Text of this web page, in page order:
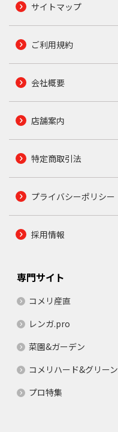
サイトマップ
ご利用規約
会社概要
店舗案内
特定商取引法
プライバシーポリシー
採用情報
専門サイト
コメリ産直
レンガ.pro
菜園&ガーデン
コメリハード&グリーン
プロ特集